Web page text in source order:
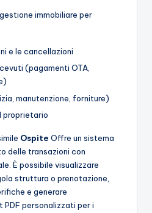
immobiliare per
e le cancellazioni
(pagamenti OTA,
manutenzione, forniture)
proprietario
Ospite Offre un sistema
delle transazioni con
È possibile visualizzare
struttura o prenotazione,
e generare
personalizzati per i